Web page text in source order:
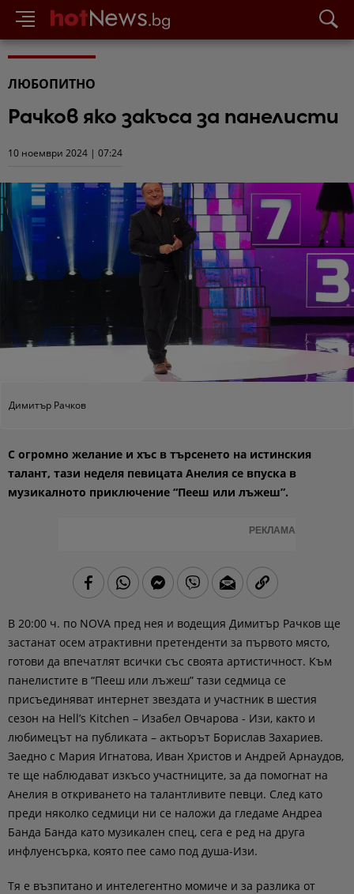
ЛЮБОПИТНО
Рачков яко закъса за панелисти
10 ноември 2024 | 07:24
Димитър Рачков
С огромно желание и хъс в търсенето на истинския
талант, тази неделя певицата Анелия се впуска в
музикалното приключение “Пееш или лъжеш”.
РЕКЛАМА
В 20:00 ч. по NOVA пред нея и водещия Димитър Рачков ще
застанат осем атрактивни претенденти за първото място,
готови да впечатлят всички със своята артистичност. Към
панелистите в “Пееш или лъжеш” тази седмица се
присъединяват интернет звездата и участник в шестия
сезон на Hell’s Kitchen – Изабел Овчарова - Изи, както и
любимецът на публиката – актьорът Борислав Захариев.
Заедно с Мария Игнатова, Иван Христов и Андрей Арнаудов,
те ще наблюдават изкъсо участниците, за да помогнат на
Анелия в откриването на талантливите певци. След като
преди няколко седмици ни се наложи да гледаме Андреа
Банда Банда като музикален спец, сега е ред на друга
инфлуенсърка, която пее само под душа-Изи.
Тя е възпитано и интелегентно момиче и за разлика от